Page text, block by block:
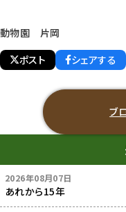
動物園 片岡
ポスト
シェアする
ブ
2026年08月07日
あれから15年